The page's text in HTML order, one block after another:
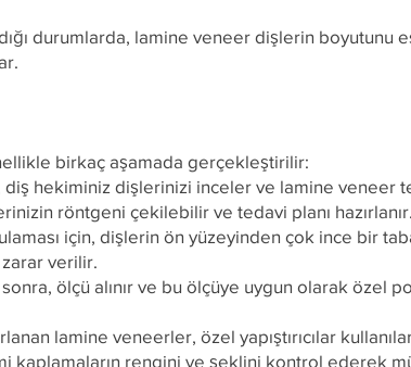
durumlarda, lamine veneer dişlerin
birkaç aşamada gerçekleştirilir:
hekiminiz dişlerinizi inceler ve lamine veneer
röntgeni çekilebilir ve tedavi planı hazırlanır.
için, dişlerin ön yüzeyinden çok ince bir
verilir.
sonra, ölçü alınır ve bu ölçüye uygun olarak özel
lamine veneerler, özel yapıştırıcılar
kaplamaların rengini ve şeklini kontrol ederek